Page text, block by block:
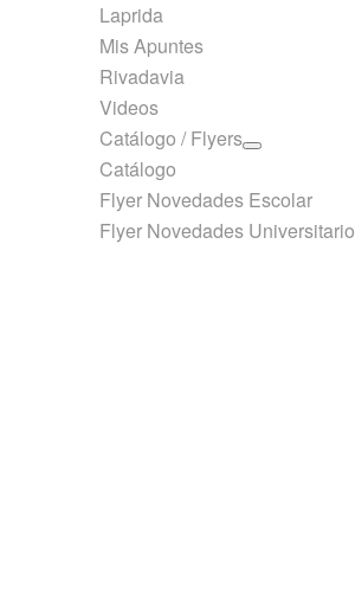
Laprida
Mis Apuntes
Rivadavia
Videos
Catálogo / Flyers
Catálogo
Flyer Novedades Escolar
Flyer Novedades Universitario